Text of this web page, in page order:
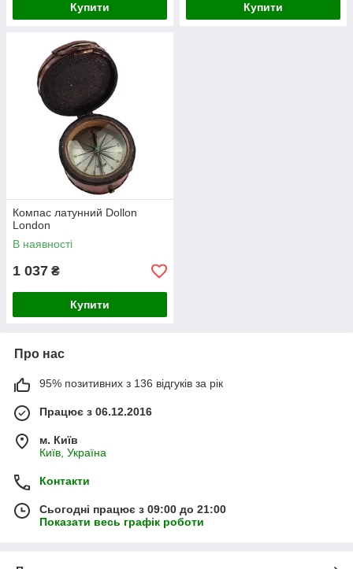
Купити Купити
Компас латунний Dollon
London
В наявності
1 037 ₴
Купити
Про нас
95% позитивних з 136 відгуків за рік
Працює з 06.12.2016
м. Київ
Київ, Україна
Контакти
Сьогодні працює з 09:00 до 21:00
Показати весь графік роботи